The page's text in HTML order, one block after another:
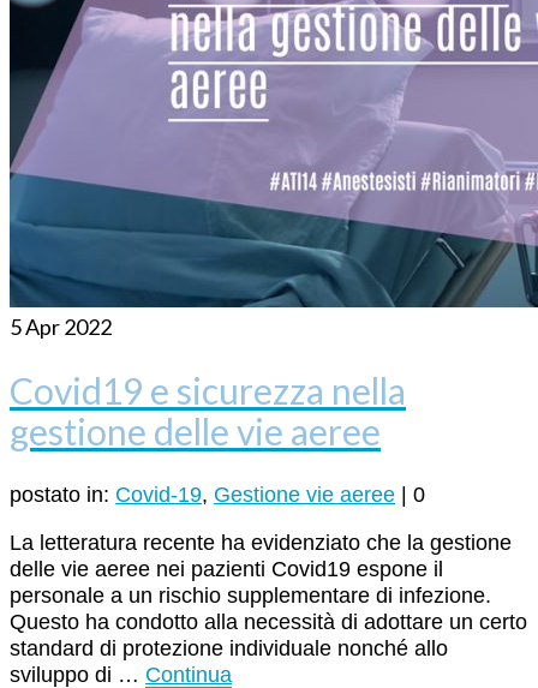
5Apr 2022
Covid19 e sicurezza nella
gestione delle vie aeree
postato in: Covid-19, Gestione vie aeree | 0
La letteratura recente ha evidenziato che la gestione
delle vie aeree nei pazienti Covid19 espone il
personale a un rischio supplementare di infezione.
Questo ha condotto alla necessità di adottare un certo
standard di protezione individuale nonché allo
sviluppo di … Continua